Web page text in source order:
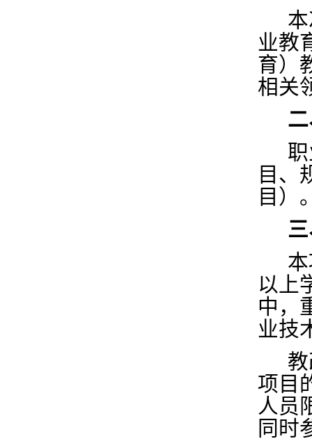
业教
育）
相关
目、
目）
以上
中，
业技
项目
人员
同时